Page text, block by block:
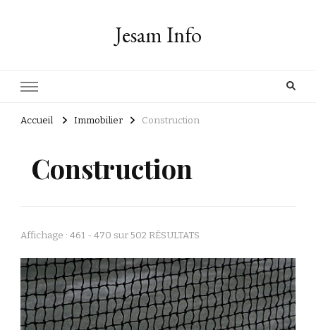
Jesam Info
Accueil Immobilier Construction
Construction
Affichage : 461 - 470 sur 502 RÉSULTATS